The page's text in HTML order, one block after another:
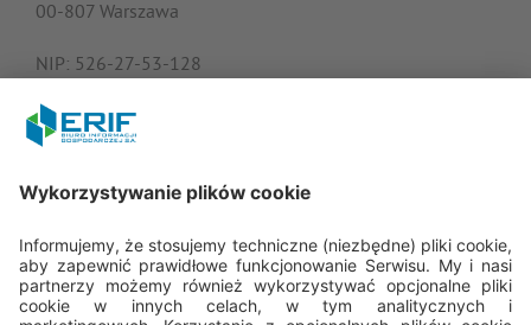
00-807 Warszawa
NIP: 526-27-53-128
REGON: 015613573
22 594 25 15